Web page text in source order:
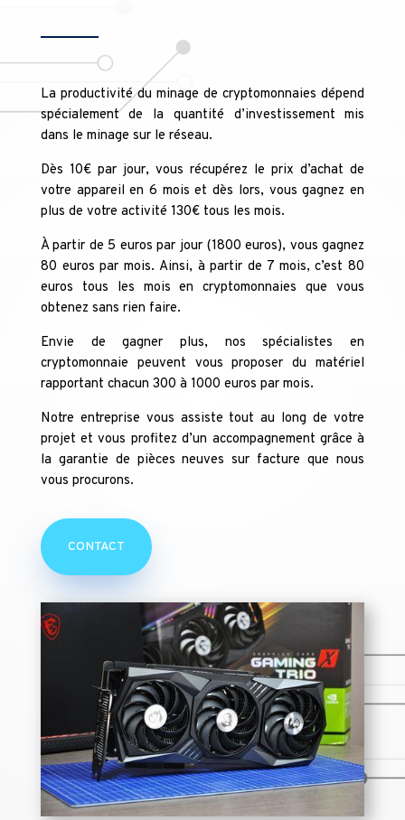
La productivité du minage de cryptomonnaies dépend
spécialement de la quantité d’investissement mis
dans le minage sur le réseau.
Dès 10€ par jour, vous récupérez le prix d’achat de
votre appareil en 6 mois et dès lors, vous gagnez en
plus de votre activité 130€ tous les mois.
À partir de 5 euros par jour (1800 euros), vous gagnez
80 euros par mois. Ainsi, à partir de 7 mois, c’est 80
euros tous les mois en cryptomonnaies que vous
obtenez sans rien faire.
Envie de gagner plus, nos spécialistes en
cryptomonnaie peuvent vous proposer du matériel
rapportant chacun 300 à 1000 euros par mois.
Notre entreprise vous assiste tout au long de votre
projet et vous profitez d’un accompagnement grâce à
la garantie de pièces neuves sur facture que nous
vous procurons.
CONTACT